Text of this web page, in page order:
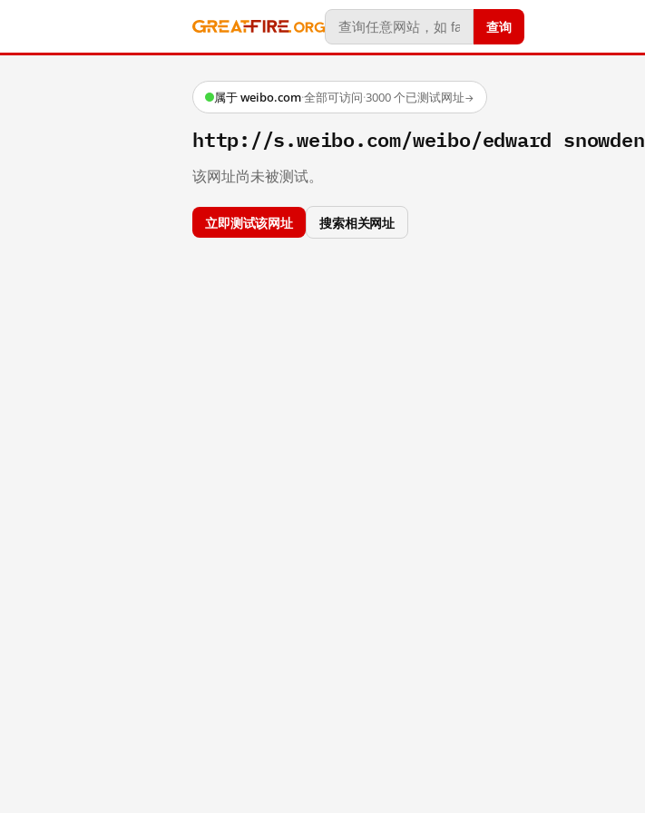
查询
属于 weibo.com·全部可访问·3000 个已测试网址→
http://s.weibo.com/weibo/edward snowden
该网址尚未被测试。
立即测试该网址 搜索相关网址